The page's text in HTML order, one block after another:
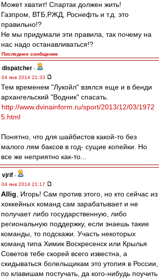
Может хватит! Спартак должен жить!
Газпром, ВТБ,РЖД, Роснефть и т.д. это
правильно!?
Не мы придумали эти правила, так почему на
нас надо останавливаться!?
Последнее сообщение
dispatcher -
04 янв 2014 21:33
Тем временем "Лукойл" взялся еще и в бенди
архангельский "Водник" спасать.
http://www.dvinainform.ru/sport/2013/12/03/1972
5.html
Понятно, что для шайбистов какой-то без
малого лям баксов в год- сущие копейки. Но
все же неприятно как-то...
vjrif -
04 янв 2014 21:17
Allig , Игорь! Сам против этого, но кто сейчас из
хоккейных команд сам зарабатывает и не
получает либо государственную, либо
региональную поддержку, если знаешь такие
команды, то подскажи. Участь некоторых
команд типа Химик Воскресенск или Крылья
Советов тебе скорей всего известна, а
скидываться болельщикам это утопия в России,
по клавишам постучать, да кого-нибудь поучить